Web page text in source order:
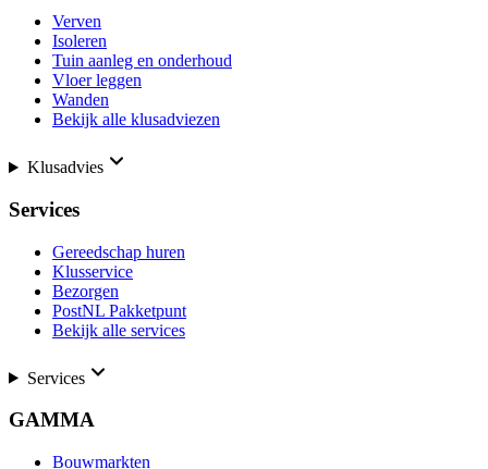
Verven
Isoleren
Tuin aanleg en onderhoud
Vloer leggen
Wanden
Bekijk alle klusadviezen
Klusadvies
Services
Gereedschap huren
Klusservice
Bezorgen
PostNL Pakketpunt
Bekijk alle services
Services
GAMMA
Bouwmarkten